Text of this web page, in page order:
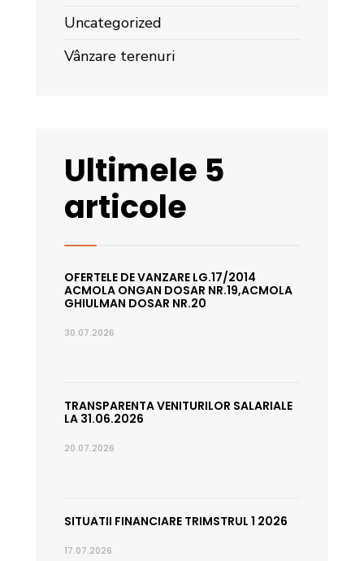
Uncategorized
Vânzare terenuri
Ultimele 5
articole
OFERTELE DE VANZARE LG.17/2014
ACMOLA ONGAN DOSAR NR.19,ACMOLA
GHIULMAN DOSAR NR.20
30.07.2026
TRANSPARENTA VENITURILOR SALARIALE
LA 31.06.2026
20.07.2026
SITUATII FINANCIARE TRIMSTRUL 1 2026
17.07.2026